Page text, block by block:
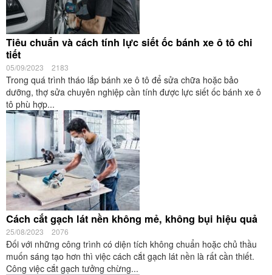
Tiêu chuẩn và cách tính lực siết ốc bánh xe ô tô chi
tiết
05/09/2023 2183
Trong quá trình tháo lắp bánh xe ô tô để sửa chữa hoặc bảo
dưỡng, thợ sửa chuyên nghiệp cần tính được lực siết ốc bánh xe ô
tô phù hợp...
Cách cắt gạch lát nền không mẻ, không bụi hiệu quả
25/08/2023 2076
Đối với những công trình có diện tích không chuẩn hoặc chủ thầu
muốn sáng tạo hơn thì việc cách cắt gạch lát nền là rất cần thiết.
Công việc cắt gạch tưởng chừng...